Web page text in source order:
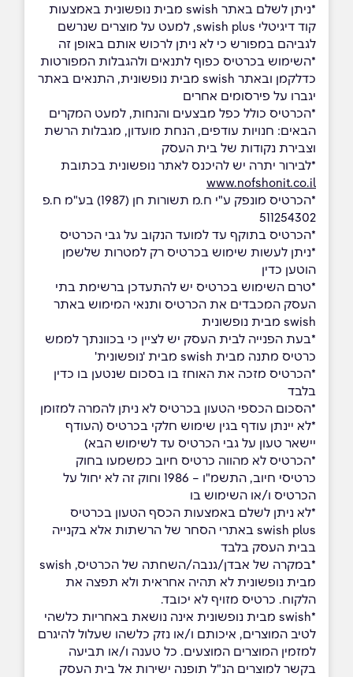
*ניתן לשלם באתר swish מבית נופשונית באמצעות
קוד דיגיטלי swish plus, למעט על מוצרים שנרשם
לגביהם במפורש כי לא ניתן לרכוש אותם באופן זה
*השימוש בכרטיס כפוף לתנאים ולהגבלות המפורטות
כדלקמן ובאתר swish מבית נופשונית, התנאים באתר
יגברו על פירסומים אחרים
*הכרטיס כולל כפל מבצעים והנחות, למעט המקרים
הבאים: חנויות עודפים, הנחת מועדון, מגבלות הרשת
וצבירת נקודות של בית העסק
*לבירור יתרה יש להיכנס לאתר נופשונית בכתובת
www.nofshonit.co.il
*הכרטיס מונפק ע"י ח.מ תשורות חן (1987) בע"מ ח.פ
511254302
*הכרטיס בתוקף עד למועד הנקוב על גבי הכרטיס
*ניתן לעשות שימוש בכרטיס רק למטרות שלשמן
הוטען כדין
*טרם השימוש בכרטיס יש להתעדכן ברשימת בתי
העסק המכבדים את הכרטיס ותנאי המימוש באתר
swish מבית נופשונית
*בעת הפנייה לבית העסק יש לציין כי בכוונתך לממש
כרטיס מתנה מבית swish מבית 'נופשונית'
*הכרטיס מזכה את האוחז בו בסכום שנטען בו כדין
בלבד
*הסכום הכספי הטעון בכרטיס לא ניתן להמרה למזומן
*לא יינתן עודף בגין שימוש חלקי בכרטיס (העודף
יישאר טעון על גבי הכרטיס עד לשימוש הבא)
*הכרטיס לא מהווה כרטיס חיוב כמשמעו בחוק
כרטיסי חיוב, התשמ"ו – 1986 וחוק זה לא יחול על
הכרטיס ו/או השימוש בו
*לא ניתן לשלם באמצעות הכסף הטעון בכרטיס
swish plus באתרי הסחר של הרשתות אלא בקנייה
בבית העסק בלבד
*במקרה של אבדן/גנבה/השחתה של הכרטיס, swish
מבית נופשונית לא תהיה אחראית ולא תפצה את
הלקוח. כרטיס מזויף לא יכובד.
*swish מבית נופשונית אינה נושאת באחריות כלשהי
לטיב המוצרים, איכותם ו/או נזק כלשהו שעלול להיגרם
למזמין המוצרים המוצעים. כל טענה ו/או תביעה
בקשר למוצרים הנ"ל תופנה ישירות אל בית העסק